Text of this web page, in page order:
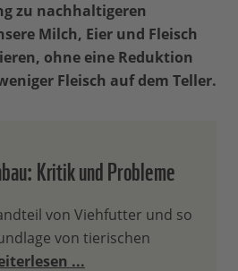
zu nachhaltigeren
Milch, Eier und Fleisch
ohne eine Reduktion
Fleisch auf dem Teller.
Kritik und Probleme
von Viehfutter und so
von tierischen
...